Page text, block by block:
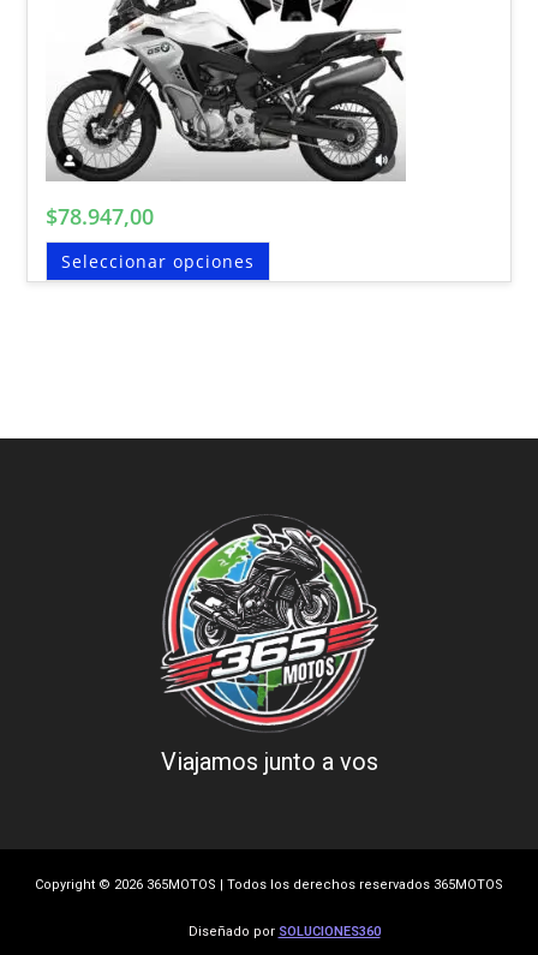
$78.947,00
Seleccionar opciones
Viajamos junto a vos
Copyright © 2026 365MOTOS | Todos los derechos reservados 365MOTOS
Diseñado por SOLUCIONES360